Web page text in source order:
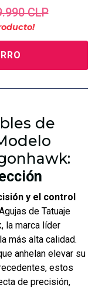
CLP
de
y el control
de Tatuaje
la marca líder
más alta calidad.
anhelan elevar su
estos
de precisión,